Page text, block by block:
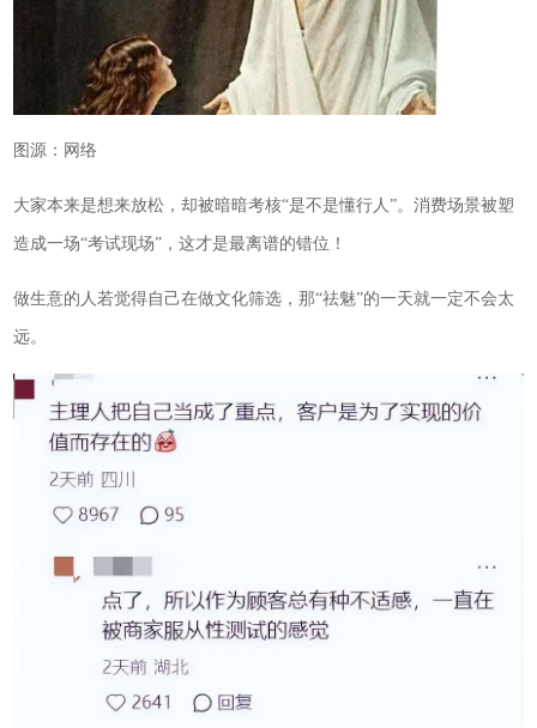
图源：网络
大家本来是想来放松，却被暗暗考核“是不是懂行人”。消费场景被塑
造成一场“考试现场”，这才是最离谱的错位！
做生意的人若觉得自己在做文化筛选，那“祛魅”的一天就一定不会太
远。